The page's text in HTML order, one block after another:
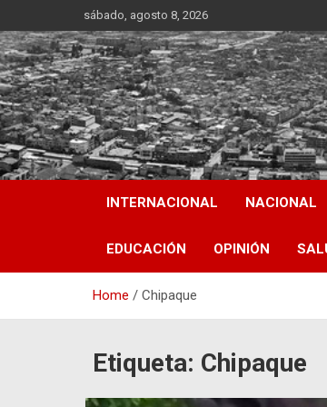
to
content
sábado, agosto 8, 2026
INTERNACIONAL NACIONAL
EDUCACIÓN OPINIÓN
Home Chipaque
Etiqueta: Chipaque